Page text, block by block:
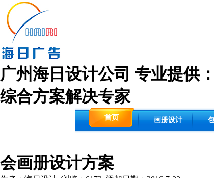
广州海日设计公司 专业提供：
综合方案解决专家
首页 画册设计
会画册设计方案